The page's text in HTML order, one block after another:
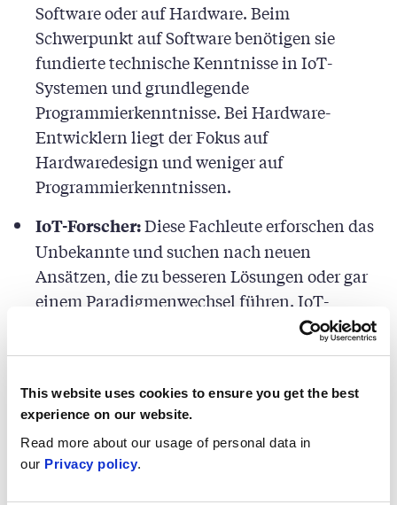
This website uses cookies to ensure you get the best
experience on our website.
Read more about our usage of personal data in
our Privacy policy.
Software oder auf Hardware. Beim
Schwerpunkt auf Software benötigen sie
fundierte technische Kenntnisse in IoT-
Systemen und grundlegende
Programmierkenntnisse. Bei Hardware-
Entwicklern liegt der Fokus auf
Hardwaredesign und weniger auf
Programmierkenntnissen.
IoT-Forscher:Diese Fachleute erforschen das
Unbekannte und suchen nach neuen
Ansätzen, die zu besseren Lösungen oder gar
einem Paradigmenwechsel führen. IoT-
Forscher benötigen fundierte theoretische
Kenntnisse über IoT-Systeme,
Programmierwerkzeuge. Zusätzliche
Praxiserfahrung ist von Vorteil. Ziel von IoT-
Forschern ist es, neuartige Techniken zu
finden, die den bestehenden IoT-Lösungen
überlegen sind. Diese Lösungen können dann